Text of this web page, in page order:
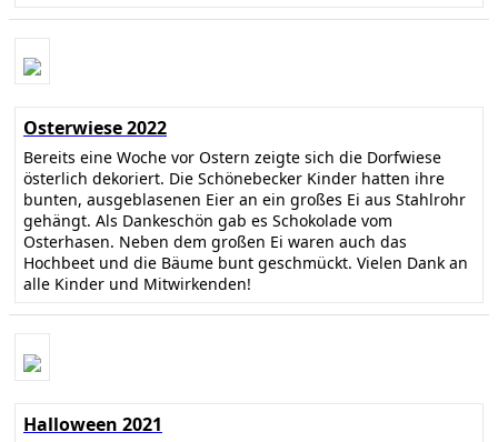
Osterwiese 2022
Bereits eine Woche vor Ostern zeigte sich die Dorfwiese
österlich dekoriert. Die Schönebecker Kinder hatten ihre
bunten, ausgeblasenen Eier an ein großes Ei aus Stahlrohr
gehängt. Als Dankeschön gab es Schokolade vom
Osterhasen. Neben dem großen Ei waren auch das
Hochbeet und die Bäume bunt geschmückt. Vielen Dank an
alle Kinder und Mitwirkenden!
Halloween 2021